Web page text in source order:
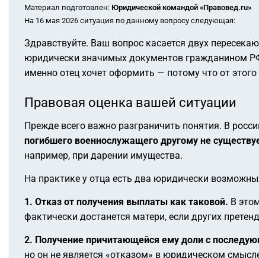
Материал подготовлен: Юридической командой «Правовед.ru»
На 16 мая 2026 ситуация по данному вопросу следующая:
Здравствуйте. Ваш вопрос касается двух
юридически значимых документов гражданином
именно отец хочет оформить — потому что от
Правовая оценка вашей ситуации
Прежде всего важно разграничить понятия. В
погибшего военнослужащего другому не
например, при дарении имущества.
На практике у отца есть два юридически
1. Отказ от получения выплаты как таковой. В
фактически достанется матери, если других
2. Получение причитающейся ему доли с
но он не является «отказом» в юридическом